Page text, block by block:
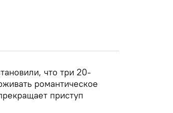
что три 20-
романтическое
приступ